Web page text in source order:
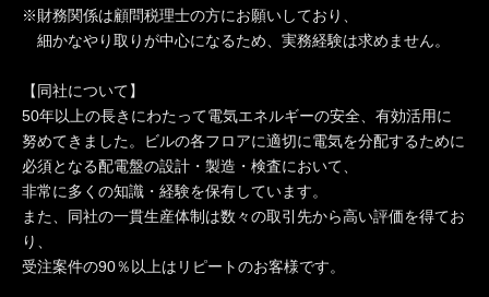
※財務関係は顧問税理士の方にお願いしており、
細かなやり取りが中心になるため、実務経験は求めません。
【同社について】
50年以上の長きにわたって電気エネルギーの安全、有効活用に
努めてきました。ビルの各フロアに適切に電気を分配するために
必須となる配電盤の設計・製造・検査において、
非常に多くの知識・経験を保有しています。
また、同社の一貫生産体制は数々の取引先から高い評価を得てお
り、
受注案件の90％以上はリピートのお客様です。